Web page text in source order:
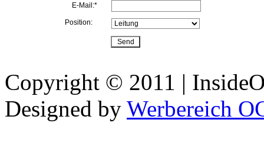
E-Mail:*
Position:
Copyright © 2011 |
Designed by Werbereich